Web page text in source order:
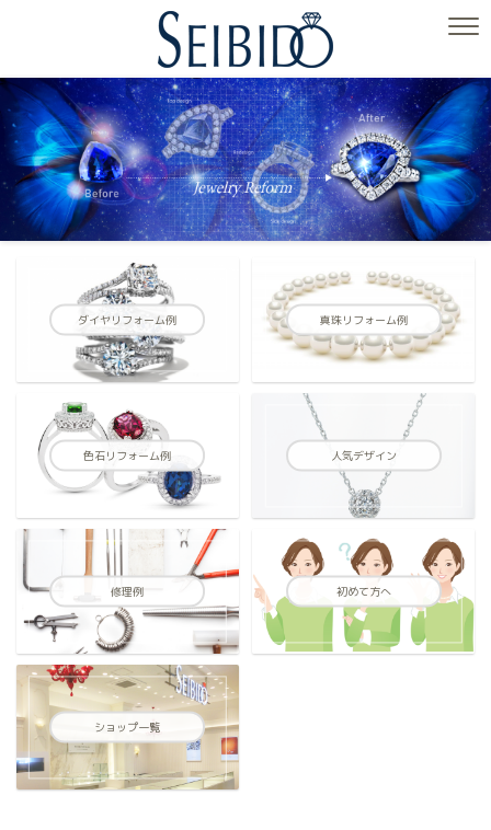
ダイヤリフォーム例 真珠リフォーム例
色石リフォーム例 人気デザイン
修理例 初めて方へ
ショップ一覧